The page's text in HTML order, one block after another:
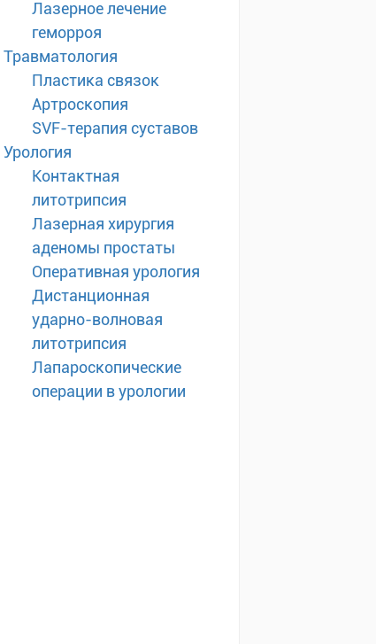
Лазерное лечение
геморроя
Травматология
Пластика связок
Артроскопия
SVF-терапия суставов
Урология
Контактная
литотрипсия
Лазерная хирургия
аденомы простаты
Оперативная урология
Дистанционная
ударно-волновая
литотрипсия
Лапароскопические
операции в урологии